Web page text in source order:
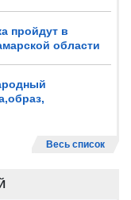
пройдут в
области
Весь список